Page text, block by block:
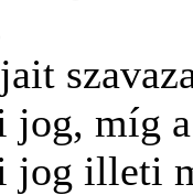
jog, míg
jog illeti